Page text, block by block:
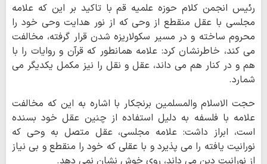
رئیس انجمن کلام حوزه‌ علمیه قم با تاکید بر این که علامه
مجلسی با عقل منقطع از وحی که از نور هدایت وحی خود را
محروم ساخته و در مسیر سکولاریزه شدن قرار گرفته، مخالفت
می کند، خاطرنشان کرد: علامه همانطور که قرآن و روایات را با
هم و در کنار هم می داند، عقل و نقل را نیز مکمل یکدیگر می
شمارد.
حجت الاسلام والمسلمین برنجکار با اشاره به این که مخالفت
علامه با فلسفه به دلیل استفاده از چنین عقل خود بسنده
است، ابراز داشت: علامه مجلسی، عقل متصل به وحی که
نورانیت یافته را می پذیرد و با عقلی که خود را منقطع و بی نیاز
از نورانیت دین می داند، روی خوش نشان نمی دهد.